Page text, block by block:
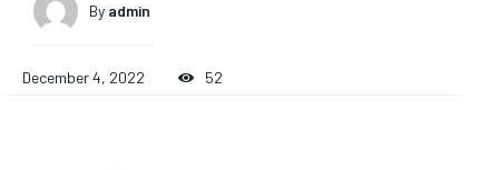
By admin
December 4, 2022 52